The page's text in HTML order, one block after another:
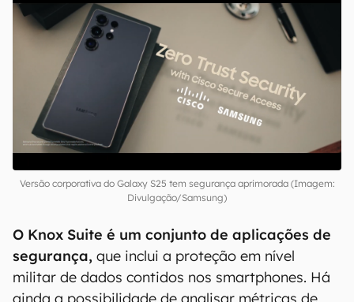
Versão corporativa do Galaxy S25 tem segurança aprimorada (Imagem:
Divulgação/Samsung)
O Knox Suite é um conjunto de aplicações de
segurança, que inclui a proteção em nível
militar de dados contidos nos smartphones. Há